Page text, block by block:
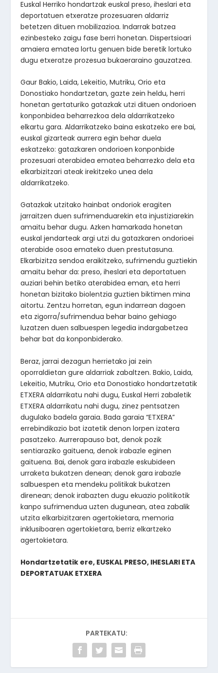
Euskal Herriko hondartzak euskal preso, iheslari eta
deportatuen etxeratze prozesuaren aldarriz
betetzen dituen mobilizazioa. Indarrak batzea
ezinbesteko zaigu fase berri honetan. Dispertsioari
amaiera ematea lortu genuen bide beretik lortuko
dugu etxeratze prozesua bukaeraraino gauzatzea.
Gaur Bakio, Laida, Lekeitio, Mutriku, Orio eta
Donostiako hondartzetan, gazte zein heldu, herri
honetan gertaturiko gatazkak utzi dituen ondorioen
konponbidea beharrezkoa dela aldarrikatzeko
elkartu gara. Aldarrikatzeko baina eskatzeko ere bai,
euskal gizarteak aurrera egin behar duela
eskatzeko: gatazkaren ondorioen konponbide
prozesuari aterabidea ematea beharrezko dela eta
elkarbizitzari ateak irekitzeko unea dela
aldarrikatzeko.
Gatazkak utzitako hainbat ondoriok eragiten
jarraitzen duen sufrimenduarekin eta injustiziarekin
amaitu behar dugu. Azken hamarkada honetan
euskal jendarteak argi utzi du gatazkaren ondorioei
aterabide osoa emateko duen prestutasuna.
Elkarbizitza sendoa eraikitzeko, sufrimendu guztiekin
amaitu behar da: preso, iheslari eta deportatuen
auziari behin betiko aterabidea eman, eta herri
honetan bizitako biolentzia guztien biktimen mina
aitortu. Zentzu horretan, egun indarrean dagoen
eta zigorra/sufrimendua behar baino gehiago
luzatzen duen salbuespen legedia indargabetzea
behar bat da konponbiderako.
Beraz, jarrai dezagun herrietako jai zein
oporraldietan gure aldarriak zabaltzen. Bakio, Laida,
Lekeitio, Mutriku, Orio eta Donostiako hondartzetatik
ETXERA aldarrikatu nahi dugu, Euskal Herri zabaletik
ETXERA aldarrikatu nahi dugu, zinez pentsatzen
dugulako badela garaia. Bada garaia “ETXERA”
errebindikazio bat izatetik denon lorpen izatera
pasatzeko. Aurrerapauso bat, denok pozik
sentiaraziko gaituena, denok irabazle eginen
gaituena. Bai, denok gara irabazle eskubideen
urraketa bukatzen denean; denok gara irabazle
salbuespen eta mendeku politikak bukatzen
direnean; denok irabazten dugu ekuazio politikotik
kanpo sufrimendua uzten dugunean, atea zabalik
utzita elkarbizitzaren agertokietara, memoria
inklusiboaren agertokietara, berriz elkartzeko
agertokietara.
Hondartzetatik ere, EUSKAL PRESO, IHESLARI ETA
DEPORTATUAK ETXERA
PARTEKATU: